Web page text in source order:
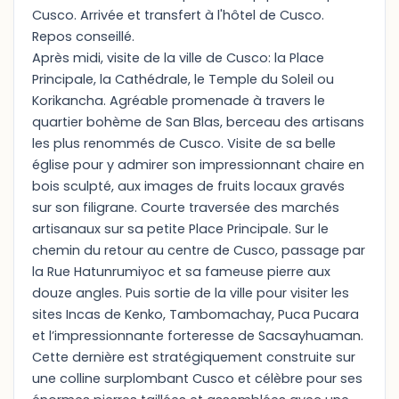
Cusco. Arrivée et transfert à l'hôtel de Cusco.
Repos conseillé.
Après midi, visite de la ville de Cusco: la Place
Principale, la Cathédrale, le Temple du Soleil ou
Korikancha. Agréable promenade à travers le
quartier bohème de San Blas, berceau des artisans
les plus renommés de Cusco. Visite de sa belle
église pour y admirer son impressionnant chaire en
bois sculpté, aux images de fruits locaux gravés
sur son filigrane. Courte traversée des marchés
artisanaux sur sa petite Place Principale. Sur le
chemin du retour au centre de Cusco, passage par
la Rue Hatunrumiyoc et sa fameuse pierre aux
douze angles. Puis sortie de la ville pour visiter les
sites Incas de Kenko, Tambomachay, Puca Pucara
et l’impressionnante forteresse de Sacsayhuaman.
Cette dernière est stratégiquement construite sur
une colline surplombant Cusco et célèbre pour ses